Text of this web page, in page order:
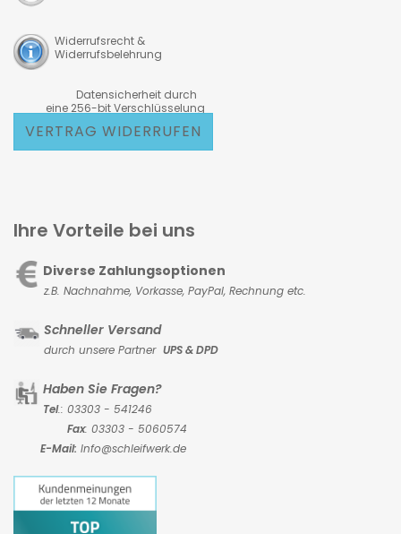
Widerrufsrecht &
Widerrufsbelehrung
Datensicherheit durch
eine 256-bit Verschlüsselung
VERTRAG WIDERRUFEN
Ihre Vorteile bei uns
Diverse Zahlungsoptionen
z.B. Nachnahme, Vorkasse, PayPal, Rechnung etc.
Schneller Versand
durch unsere Partner UPS & DPD
Haben Sie Fragen?
Tel.: 03303 - 541246
Fax: 03303 - 5060574
E-Mail: Info@schleifwerk.de